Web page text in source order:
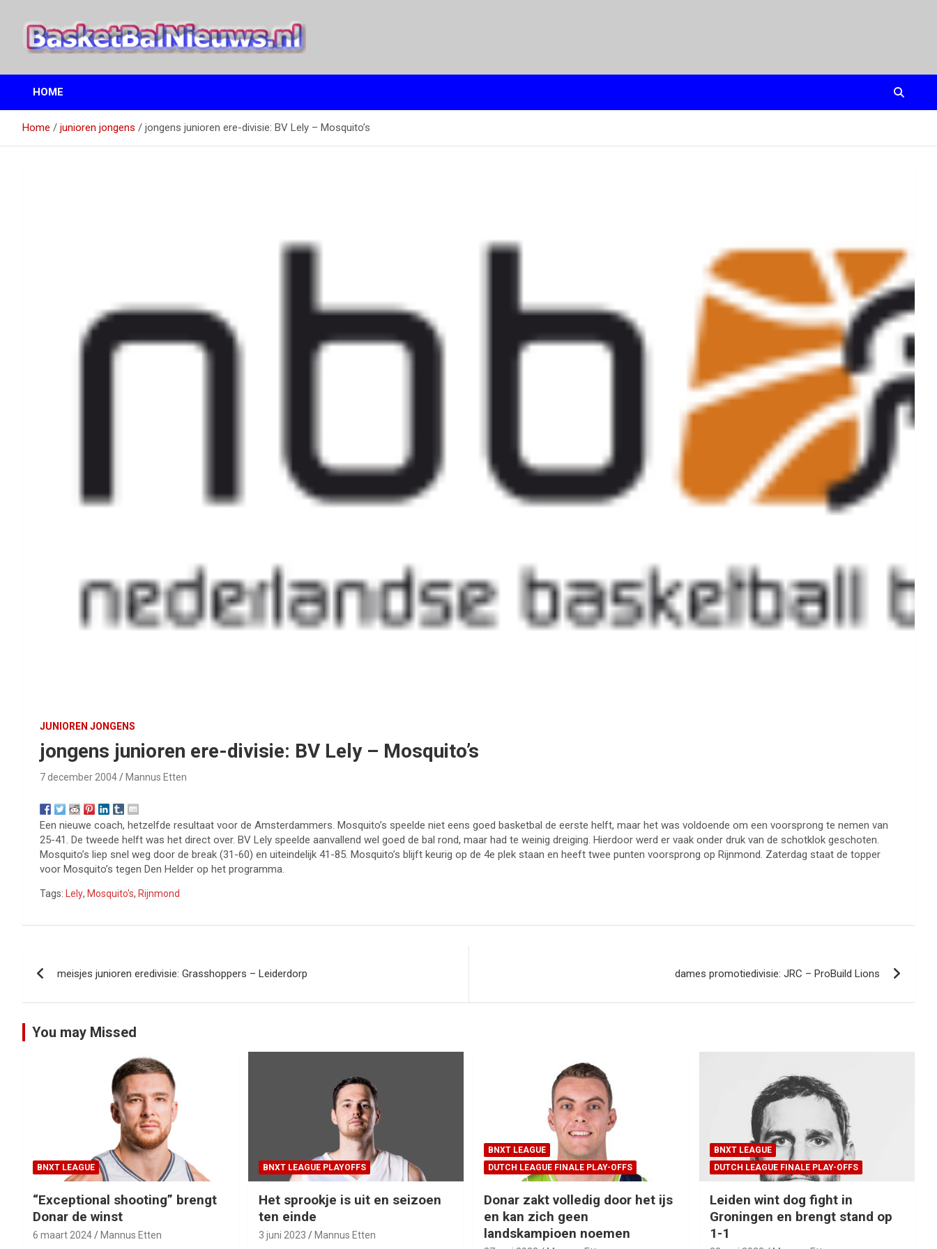
inhoud
BasketBalNieuws.nl
Etten
HOME
Home junioren jongens jongens junioren ere-divisie: BV Lely – Mosquito’s
JUNIOREN JONGENS
jongens junioren ere-divisie: BV Lely – Mosquito’s
7 december 2004 Mannus Etten
Een nieuwe coach, hetzelfde resultaat voor de Amsterdammers. Mosquito’s speelde niet eens goed basketbal de eerste helft, maar het was voldoende om een voorsprong te nemen van
25-41. De tweede helft was het direct over. BV Lely speelde aanvallend wel goed de bal rond, maar had te weinig dreiging. Hierdoor werd er vaak onder druk van de schotklok geschoten.
Mosquito’s liep snel weg door de break (31-60) en uiteindelijk 41-85. Mosquito’s blijft keurig op de 4e plek staan en heeft twee punten voorsprong op Rijnmond. Zaterdag staat de topper
voor Mosquito’s tegen Den Helder op het programma.
Tags: Lely, Mosquito's, Rijnmond
navigatie
meisjes junioren eredivisie: Grasshoppers – Leiderdorp dames promotiedivisie: JRC – ProBuild Lions
You may Missed
BNXT LEAGUE
“Exceptional shooting” brengt
Donar de winst
6 maart 2024 Mannus Etten
BNXT LEAGUE PLAYOFFS
Het sprookje is uit en seizoen
ten einde
3 juni 2023 Mannus Etten
BNXT LEAGUE
DUTCH LEAGUE FINALE PLAY-OFFS
Donar zakt volledig door het ijs
en kan zich geen
landskampioen noemen
BNXT LEAGUE
DUTCH LEAGUE FINALE PLAY-OFFS
Leiden wint dog fight in
Groningen en brengt stand op
1-1